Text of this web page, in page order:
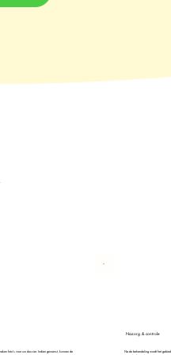
foto’s voor uw dossier. Indien gewenst, kunnen de
Nazorg & controle
Na de behandeling wordt het